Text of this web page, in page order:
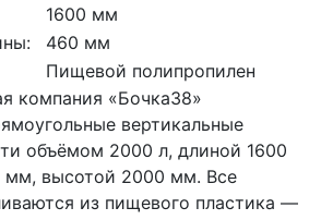
1600 мм
460 мм
Пищевой полипропилен
компания «Бочка38»
вертикальные
объёмом 2000 л, длиной 1600
высотой 2000 мм. Все
из пищевого пластика —